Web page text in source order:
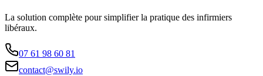
La solution complète pour simplifier la pratique des infirmiers
libéraux.
07 61 98 60 81
contact@swily.io